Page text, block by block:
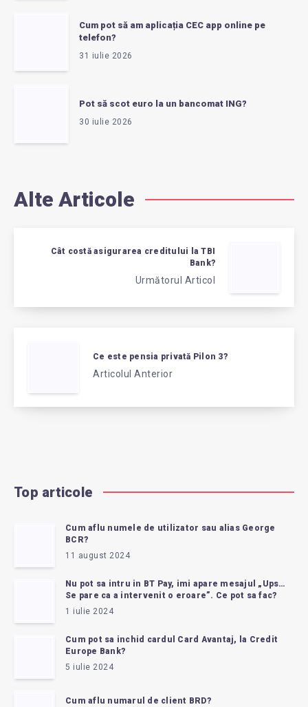
Cum pot să am aplicația CEC app online pe
telefon?
31 iulie 2026
Pot să scot euro la un bancomat ING?
30 iulie 2026
Alte Articole
Cât costă asigurarea creditului la TBI
Bank?
Următorul Articol
Ce este pensia privată Pilon 3?
Articolul Anterior
Top articole
Cum aflu numele de utilizator sau alias George
BCR?
11 august 2024
Nu pot sa intru in BT Pay, imi apare mesajul „Ups…
Se pare ca a intervenit o eroare”. Ce pot sa fac?
1 iulie 2024
Cum pot sa inchid cardul Card Avantaj, la Credit
Europe Bank?
5 iulie 2024
Cum aflu numarul de client BRD?